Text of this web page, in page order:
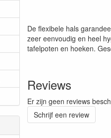
De flexibele hals
zeer eenvoudig en heel
tafelpoten en hoeken.
Reviews
Er zijn geen reviews
Schrijf een review